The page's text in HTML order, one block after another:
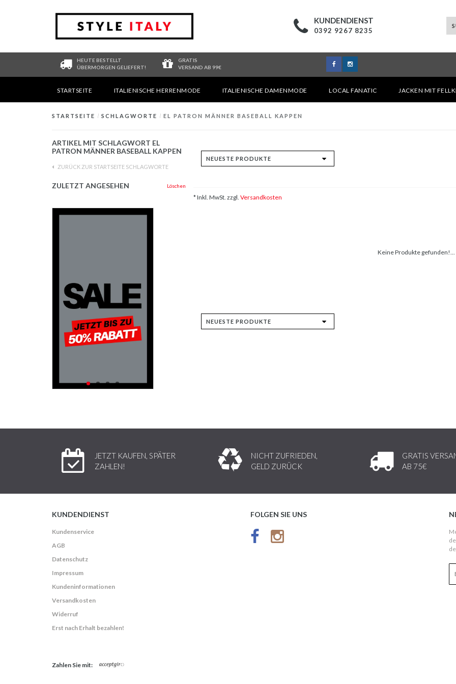
KUNDENDIENST
0392 9267 8235
HEUTE BESTELLT
ÜBERMORGEN GELIEFERT!
GRATIS
VERSAND AB 99€
STARTSEITE ITALIENISCHE HERRENMODE ITALIENISCHE DAMENMODE LOCAL FANATIC JACKEN MIT
STARTSEITE / SCHLAGWORTE / EL PATRON MÄNNER BASEBALL KAPPEN
ARTIKEL MIT SCHLAGWORT EL
PATRON MÄNNER BASEBALL KAPPEN
ZURÜCK ZUR STARTSEITE SCHLAGWORTE
ZULETZT ANGESEHEN Löschen
* Inkl. MwSt. zzgl. Versandkosten
Keine Produkte gefunden!...
JETZT KAUFEN, SPÄTER
ZAHLEN!
NICHT ZUFRIEDEN,
GELD ZURÜCK
GRATIS
AB 75€
KUNDENDIENST
Kundenservice
AGB
Datenschutz
Impressum
Kundeninformationen
Versandkosten
Widerruf
Erst nach Erhalt bezahlen!
FOLGEN SIE UNS
Zahlen Sie mit: